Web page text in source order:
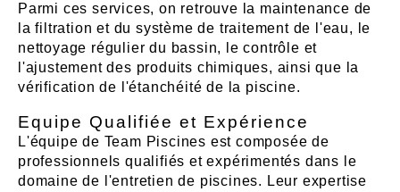
Parmi ces services, on retrouve la maintenance de
la filtration et du système de traitement de l'eau, le
nettoyage régulier du bassin, le contrôle et
l'ajustement des produits chimiques, ainsi que la
vérification de l'étanchéité de la piscine.
Equipe Qualifiée et Expérience
L'équipe de Team Piscines est composée de
professionnels qualifiés et expérimentés dans le
domaine de l'entretien de piscines. Leur expertise